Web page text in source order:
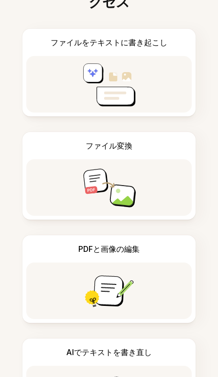
ファイルをテキストに書き起こし
ファイル変換
PDFと画像の編集
AIでテキストを書き直し